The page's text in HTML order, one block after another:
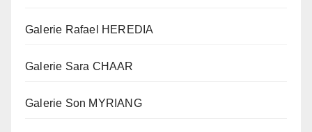
Galerie Rafael HEREDIA
Galerie Sara CHAAR
Galerie Son MYRIANG